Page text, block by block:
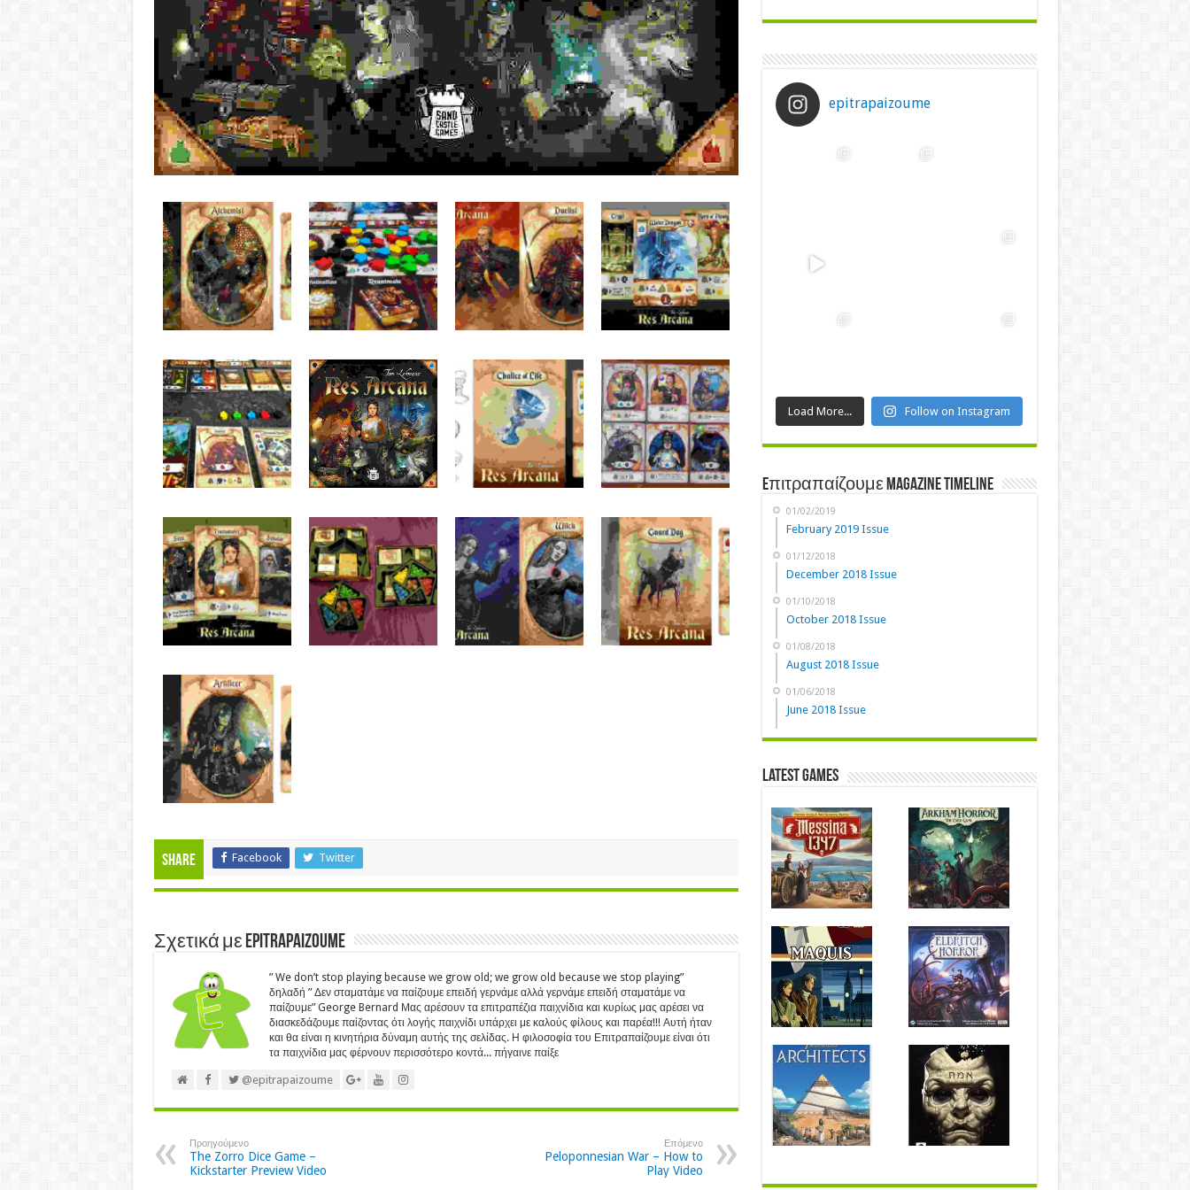
Share Facebook Twitter
Σχετικά με Epitrapaizoume
” We don’t stop playing because we grow old; we grow old because we stop playing”
δηλαδή ” Δεν σταματάμε να παίζουμε επειδή γερνάμε αλλά γερνάμε επειδή σταματάμε να
παίζουμε” George Bernard Μας αρέσουν τα επιτραπέζια παιχνίδια και κυρίως μας αρέσει να
διασκεδάζουμε παίζοντας ότι λογής παιχνίδι υπάρχει με καλούς φίλους και παρέα!!! Αυτή ήταν
και θα είναι η κινητήρια δύναμη αυτής της σελίδας. Η φιλοσοφία του Επιτραπαίζουμε είναι ότι
τα παιχνίδια μας φέρνουν περισσότερο κοντά... πήγαινε παίξε
@epitrapaizoume
Προηγούμενο
The Zorro Dice Game –
Kickstarter Preview Video
Επόμενο
Peloponnesian War – How to
Play Video
epitrapaizoume
Load More... Follow on Instagram
Eπιτραπαίζουμε Magazine Timeline
01/02/2019
February 2019 Issue
01/12/2018
December 2018 Issue
01/10/2018
October 2018 Issue
01/08/2018
August 2018 Issue
01/06/2018
June 2018 Issue
Latest Games